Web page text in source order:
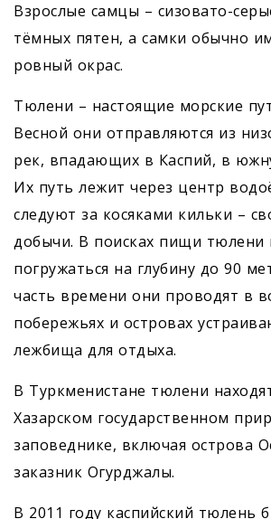
Взрослые самцы – сизовато-
тёмных пятен, а самки обычно
ровный окрас.
Тюлени – настоящие морские
Весной они отправляются из
рек, впадающих в Каспий, в
Их путь лежит через центр
следуют за косяками кильки –
добычи. В поисках пищи тюлени
погружаться на глубину до 90
часть времени они проводят в
побережьях и островах
лежбища для отдыха.
В Туркменистане тюлени
Хазарском государственном
заповеднике, включая острова
заказник Огурджалы.
В 2011 году каспийский тюлень